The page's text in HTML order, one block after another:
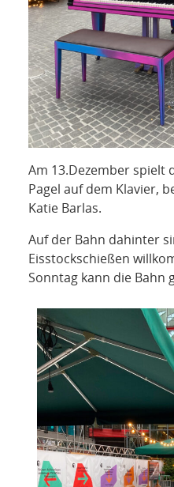
Am 13.Dezember spielt
Pagel auf dem Klavier,
Katie Barlas.
Auf der Bahn dahinter
Eisstockschießen
Sonntag kann die Bahn